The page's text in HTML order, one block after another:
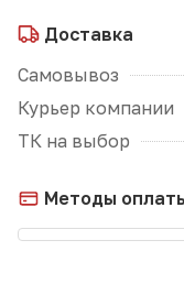
Доставка
Самовывоз
Курьер компании
ТК на выбор
Методы